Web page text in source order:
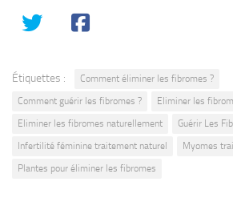
Étiquettes :
Comment éliminer les fibromes ?
Comment guérir les fibromes ?
Eliminer les
Eliminer les fibromes naturellement
Guérir Les
Infertilité féminine traitement naturel
Myomes
Plantes pour éliminer les fibromes